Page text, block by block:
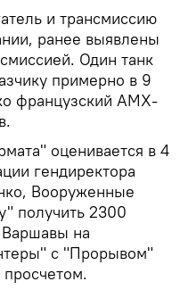
и трансмиссию
ранее выявлены
Один танк
примерно в 9
французский AMX-
оценивается в 4
гендиректора
Вооруженные
получить 2300
Варшавы на
с "Прорывом"